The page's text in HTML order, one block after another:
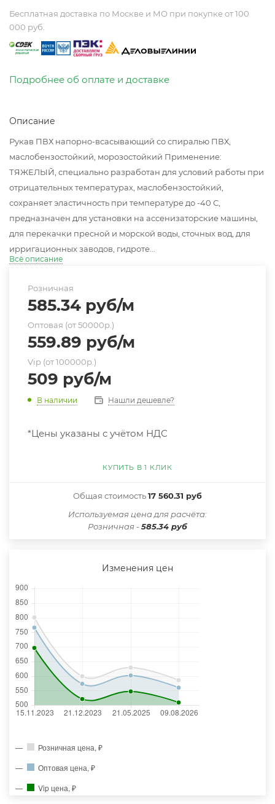
Бесплатная доставка по Москве и МО при покупке от 100
000 руб.
Подробнее об оплате и доставке
Описание
Рукав ПВХ напорно-всасывающий со спиралью ПВХ,
маслобензостойкий, морозостойкий Применение:
ТЯЖЕЛЫЙ, специально разработан для условий работы при
отрицательных температурах, маслобензостойкий,
сохраняет эластичность при температуре до -40 С,
предназначен для установки на ассенизаторские машины,
для перекачки пресной и морской воды, сточных вод, для
ирригационных заводов, гидроте...
Всё описание
Розничная
585.34 руб/м
Оптовая (от 50000р.)
559.89 руб/м
Vip (от 100000р.)
509 руб/м
В наличии Нашли дешевле?
*Цены указаны с учётом НДС
КУПИТЬ В 1 КЛИК
Общая стоимость17 560.31 руб
Иcпользуемая цена для расчёта:
Розничная -585.34 руб
Изменения цен
Розничная цена, ₽
Оптовая цена, ₽
Vip цена, ₽